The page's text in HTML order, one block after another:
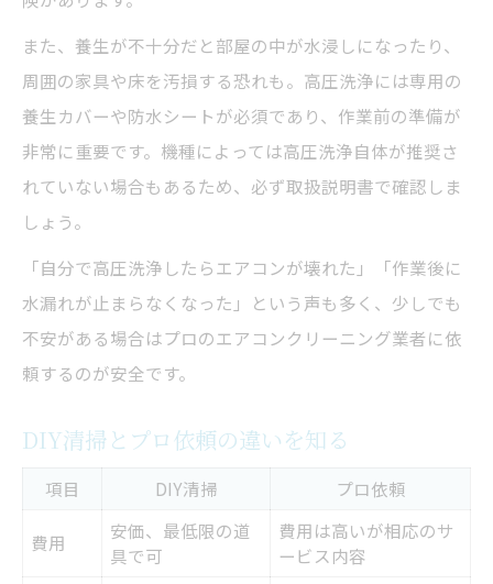
また、養生が不十分だと部屋の中が水浸しになったり、
周囲の家具や床を汚損する恐れも。高圧洗浄には専用の
養生カバーや防水シートが必須であり、作業前の準備が
非常に重要です。機種によっては高圧洗浄自体が推奨さ
れていない場合もあるため、必ず取扱説明書で確認しま
しょう。
「自分で高圧洗浄したらエアコンが壊れた」「作業後に
水漏れが止まらなくなった」という声も多く、少しでも
不安がある場合はプロのエアコンクリーニング業者に依
頼するのが安全です。
DIY清掃とプロ依頼の違いを知る
項目 DIY清掃 プロ依頼
費用
安価、最低限の道
具で可
費用は高いが相応のサ
ービス内容